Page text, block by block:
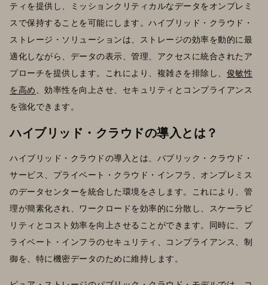
ティを提供し、ミッションクリティカルなデータをオンプレミ
スで保持することを可能にします。ハイブリッド・クラウド・
ストレージ・ソリューションは、ストレージの効率を動的に最
適化しながら、データの表示、管理、アクセスに統合されたア
プローチを提供します。これにより、複雑さを排除し、 俊敏性
を高め、効率性を向上させ、セキュリティとコンプライアンス
を強化できます。
ハイブリッド・クラウドの導入とは？
ハイブリッド・クラウドの導入とは、パブリック・クラウド・
サービス、プライベート・クラウド・インフラ、オンプレミス
のデータセンターを統合した環境をさします。これにより、管
理が簡素化され、ワークロードを効率的に分散し、スケーラビ
リティとコスト効率を向上させることができます。同時に、プ
ライベート・インフラのセキュリティ、コンプライアンス、制
御を、特に機密データのために維持します。